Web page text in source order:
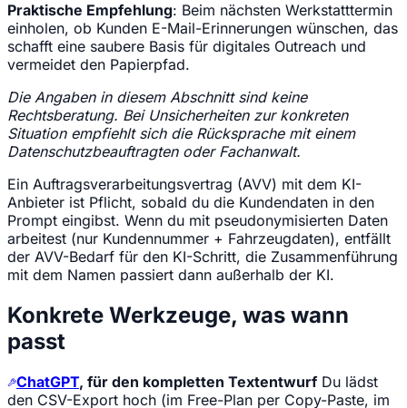
Praktische Empfehlung: Beim nächsten Werkstatttermin
einholen, ob Kunden E-Mail-Erinnerungen wünschen, das
schafft eine saubere Basis für digitales Outreach und
vermeidet den Papierpfad.
Die Angaben in diesem Abschnitt sind keine
Rechtsberatung. Bei Unsicherheiten zur konkreten
Situation empfiehlt sich die Rücksprache mit einem
Datenschutzbeauftragten oder Fachanwalt.
Ein Auftragsverarbeitungsvertrag (AVV) mit dem KI-
Anbieter ist Pflicht, sobald du die Kundendaten in den
Prompt eingibst. Wenn du mit pseudonymisierten Daten
arbeitest (nur Kundennummer + Fahrzeugdaten), entfällt
der AVV-Bedarf für den KI-Schritt, die Zusammenführung
mit dem Namen passiert dann außerhalb der KI.
Konkrete Werkzeuge, was wann
passt
ChatGPT, für den kompletten TextentwurfDu lädst
den CSV-Export hoch (im Free-Plan per Copy-Paste, im